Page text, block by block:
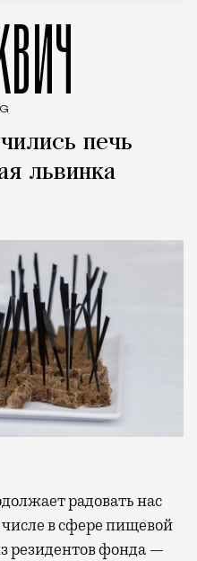
печь
львинка
в сфере пищевой
резидентов фонда —